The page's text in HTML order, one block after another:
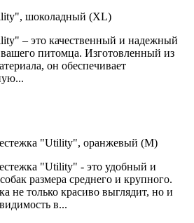
шоколадный (XL)
– это качественный и надежный
вашего питомца. Изготовленный из
он обеспечивает
"Utility", оранжевый (M)
"Utility" - это удобный и
размера среднего и крупного.
не только красиво выглядит, но и
в...